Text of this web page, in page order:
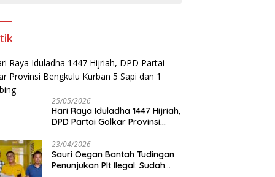
25/05/2026
Hari Raya Iduladha 1447 Hijriah,
DPD Partai Golkar Provinsi
Kambing
23/04/2026
Sauri Oegan Bantah Tudingan
Penunjukan Plt Ilegal: Sudah